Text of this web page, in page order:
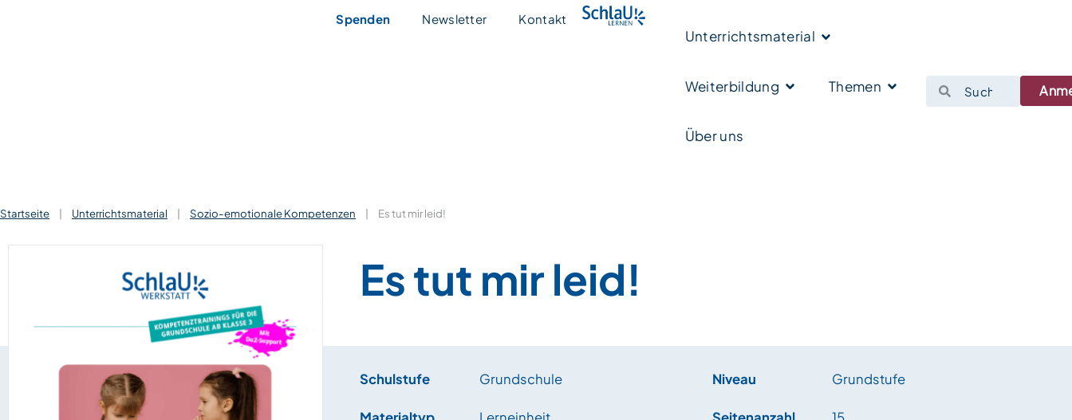
Spenden Newsletter Kontakt
Unterrichtsmaterial
Weiterbildung Themen
Über uns
Startseite | Unterrichtsmaterial | Sozio-emotionale Kompetenzen | Es tut mir leid!
Es tut mir leid!
Schulstufe Grundschule Niveau Grundstufe